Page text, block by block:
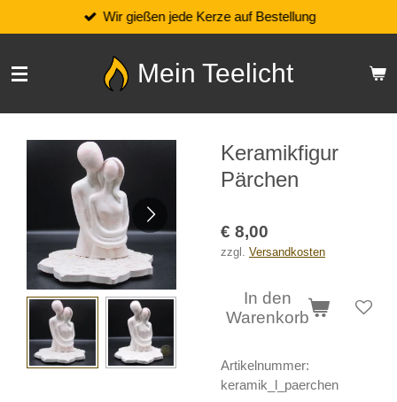
Hauptinhalt
Wir gießen jede Kerze auf Bestellung
Mein Teelicht
Keramikfigur
Pärchen
€ 8,00
zzgl. Versandkosten
In den
Warenkorb
Artikelnummer:
keramik_l_paerchen